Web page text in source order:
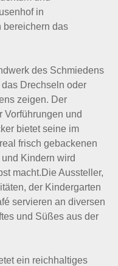
in
bereichern das
des Schmiedens
Drechseln oder
zeigen. Der
Vorführungen und
bietet seine im
frisch gebackenen
Kindern wird
macht.Die Aussteller,
der Kindergarten
servieren an diversen
und Süßes aus der
ein reichhaltiges